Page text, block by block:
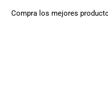
Compra los mejores